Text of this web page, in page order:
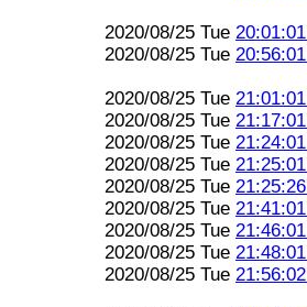
2020/08/25 Tue 20:01:01
2020/08/25 Tue 20:56:01
2020/08/25 Tue 21:01:01
2020/08/25 Tue 21:17:01
2020/08/25 Tue 21:24:01
2020/08/25 Tue 21:25:01
2020/08/25 Tue 21:25:26
2020/08/25 Tue 21:41:01
2020/08/25 Tue 21:46:01
2020/08/25 Tue 21:48:01
2020/08/25 Tue 21:56:02